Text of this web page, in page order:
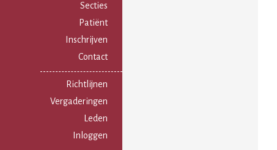
Secties
Patiënt
Inschrijven
Contact
Gebruikersmenu
Richtlijnen
Vergaderingen
Leden
Inloggen